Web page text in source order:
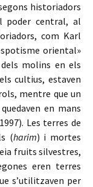
historiadors
poder central, al
com Karl
oriental»
molins en els
cultius, estaven
mentre que un
en mans
Les terres de
(harim) i mortes
fruits silvestres,
eren terres
s’utilitzaven per